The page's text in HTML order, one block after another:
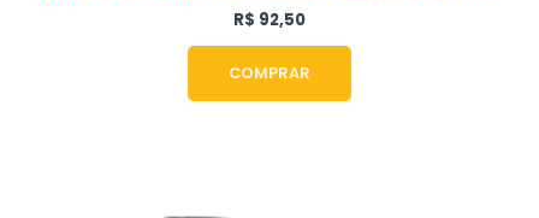
R$ 92,50
COMPRAR